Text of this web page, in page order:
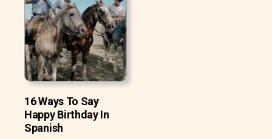
16 Ways To Say
Happy Birthday In
Spanish